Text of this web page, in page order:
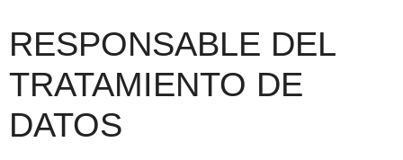
RESPONSABLE DEL
TRATAMIENTO DE
DATOS